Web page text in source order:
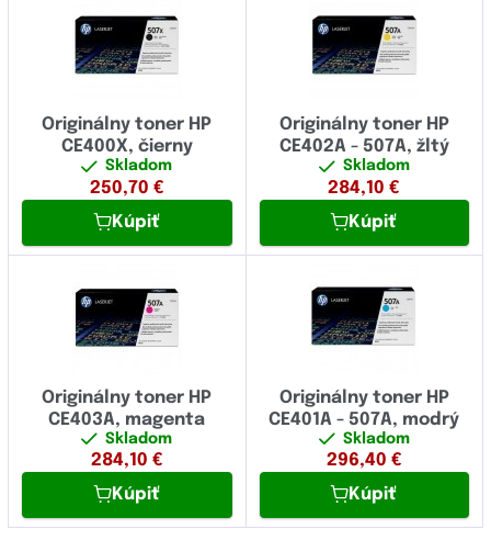
Originálny toner HP
CE400X, čierny
Skladom
250,70 €
Kúpiť
Originálny toner HP
CE402A - 507A, žltý
Skladom
284,10 €
Kúpiť
Originálny toner HP
CE403A, magenta
Skladom
284,10 €
Kúpiť
Originálny toner HP
CE401A - 507A, modrý
Skladom
296,40 €
Kúpiť